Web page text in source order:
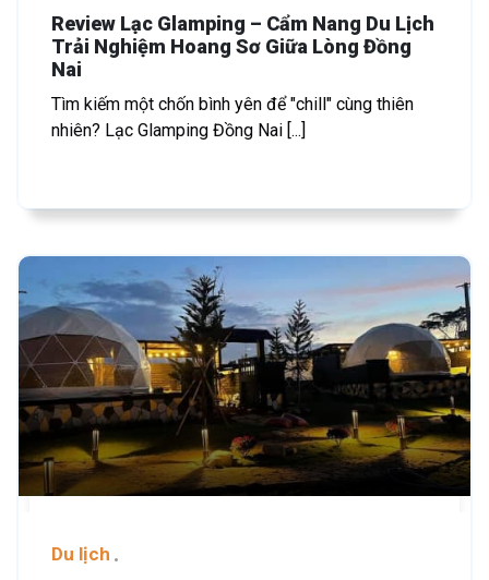
Review Lạc Glamping – Cẩm Nang Du Lịch
Trải Nghiệm Hoang Sơ Giữa Lòng Đồng
Nai
Tìm kiếm một chốn bình yên để "chill" cùng thiên
nhiên? Lạc Glamping Đồng Nai [...]
Du lịch